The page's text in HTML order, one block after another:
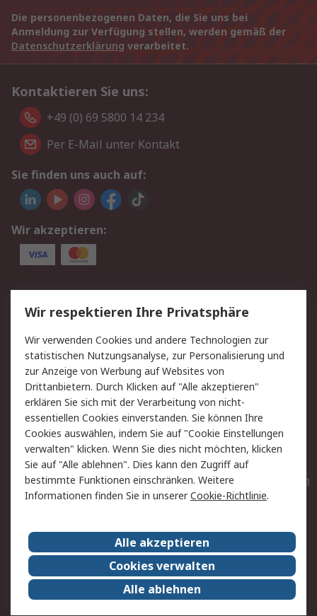
Die personenbezogenen Daten, die Sie uns bei
Anmeldung zur Verfügung stellen, werden gemäß der
Datenschutzerklärung verarbeitet.
Kontaktieren Sie uns:
+49 (0) 69 5800 14 234
Per E-Mail unter Kontakt
Sie finden uns auch auf:
Wir akzeptieren:
Service
Value Added Services
Lieferlösungen
Rücksendungen
Kontakt
Hilfe
Privatkunden
Rechtliches
AGB
Datenschutz
Cookie-Richtlinie
Zahlungsbedingungen
Copyright/Impressum
Entsorgung
Elektrogeräte/Batterien
RS weltweit
Karriere bei RS
Nachhaltigkeit
Qualität/Umwelt/ZertifikatePresse-Center
Event-Center
Wir respektieren Ihre Privatsphäre
Wir verwenden Cookies und andere Technologien zur
statistischen Nutzungsanalyse, zur Personalisierung und
zur Anzeige von Werbung auf Websites von
Drittanbietern. Durch Klicken auf "Alle akzeptieren"
erklären Sie sich mit der Verarbeitung von nicht-
essentiellen Cookies einverstanden. Sie können Ihre
Cookies auswählen, indem Sie auf "Cookie Einstellungen
verwalten" klicken. Wenn Sie dies nicht möchten, klicken
Sie auf "Alle ablehnen". Dies kann den Zugriff auf
bestimmte Funktionen einschränken. Weitere
Informationen finden Sie in unsererCookie-Richtlinie.
Alle akzeptieren
Cookies verwalten
Alle ablehnen